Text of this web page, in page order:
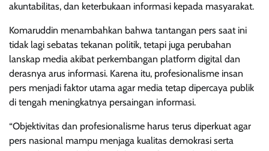
akuntabilitas, dan keterbukaan informasi kepada masyarakat.
Komaruddin menambahkan bahwa tantangan pers saat ini
tidak lagi sebatas tekanan politik, tetapi juga perubahan
lanskap media akibat perkembangan platform digital dan
derasnya arus informasi. Karena itu, profesionalisme insan
pers menjadi faktor utama agar media tetap dipercaya publik
di tengah meningkatnya persaingan informasi.
“Objektivitas dan profesionalisme harus terus diperkuat agar
pers nasional mampu menjaga kualitas demokrasi serta